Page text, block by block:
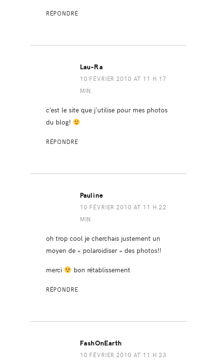
RÉPONDRE
Lau-Ra
10 FÉVRIER 2010 AT 11 H 17
MIN
c’est le site que j’utilise pour mes photos
du blog!
RÉPONDRE
Pauline
10 FÉVRIER 2010 AT 11 H 22
MIN
oh trop cool je cherchais justement un
moyen de « polaroidiser » des photos!!
merci
bon rétablissement
RÉPONDRE
FashOnEarth
10 FÉVRIER 2010 AT 11 H 23